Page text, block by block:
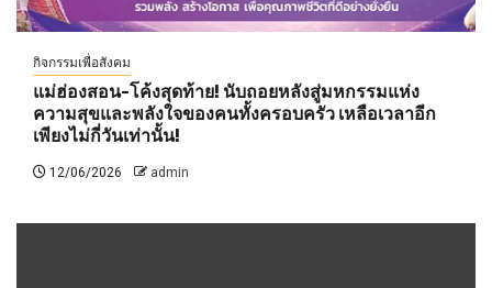
กิจกรรมเพื่อสังคม
แม่ฮ่องสอน-โค้งสุดท้าย! นับถอยหลังสู่มหกรรมแห่ง
ความสุขและพลังใจของคนทั้งครอบครัว เหลือเวลาอีก
เพียงไม่กี่วันเท่านั้น!
12/06/2026 admin